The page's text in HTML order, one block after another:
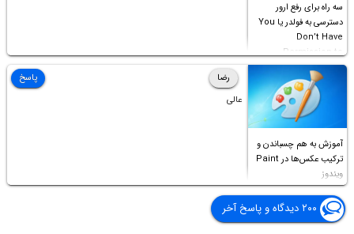
سه راه برای رفع ارور
دسترسی به فولدر یا You
Don’t Have
Permission to
Access this folder
آموزش به هم چسباندن و
ترکیب عکس‌ها در Paint
ویندوز
رضا
عالی
پاسخ
۲۰۰ دیدگاه و پاسخ آخر